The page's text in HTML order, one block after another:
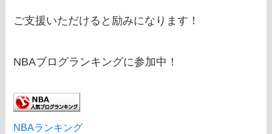
ご支援いただけると励みになります！
NBAブログランキングに参加中！
NBAランキング